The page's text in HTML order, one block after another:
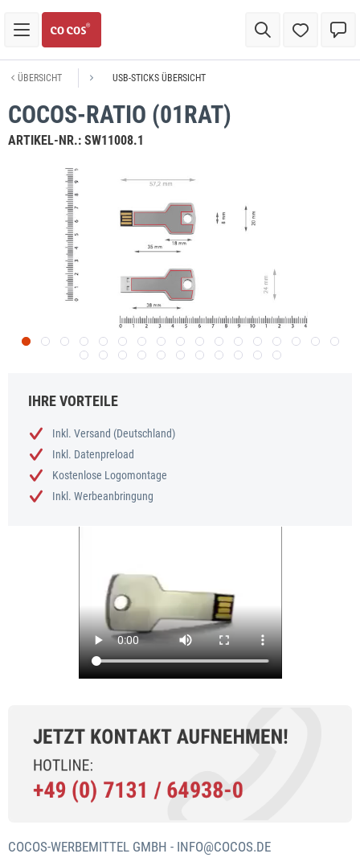
ÜBERSICHT USB-STICKS ÜBERSICHT
COCOS-RATIO (01RAT)
ARTIKEL-NR.: SW11008.1
IHRE VORTEILE
Inkl. Versand (Deutschland)
Inkl. Datenpreload
Kostenlose Logomontage
Inkl. Werbeanbringung
COCOS-WERBEMITTEL GMBH - INFO@COCOS.DE